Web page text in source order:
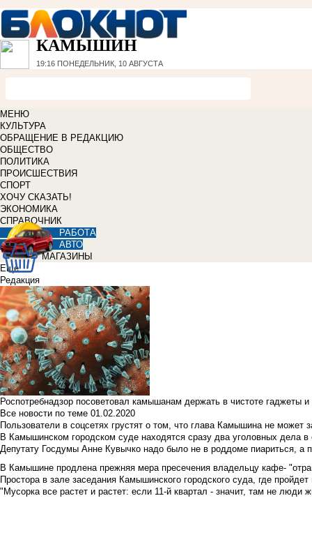
КАМЫШИН
19:16 ПОНЕДЕЛЬНИК, 10 АВГУСТА
МЕНЮ
КУЛЬТУРА
ОБРАЩЕНИЕ В РЕДАКЦИЮ
ОБЩЕСТВО
ПОЛИТИКА
ПРОИСШЕСТВИЯ
СПОРТ
ХОЧУ СКАЗАТЬ!
ЭКОНОМИКА
СПРАВОЧНИК
РАБОТА
АВТО
МАГАЗИНЫ
Еще
Редакция
Роспотребнадзор посоветовал камышанам держать в чистоте гаджеты
Все новости по теме 01.02.2020
Пользователи в соцсетях грустят о том, что глава Камышина не может
В Камышинском городском суде находятся сразу два уголовных дела
Депутату Госдумы Анне Кувычко надо было не в роддоме пиариться, а
В Камышине продлена прежняя мера пресечения владельцу кафе-
Простора в зале заседания Камышинского городского суда, где
"Мусорка все растет и растет: если 11-й квартал - значит, там не люди